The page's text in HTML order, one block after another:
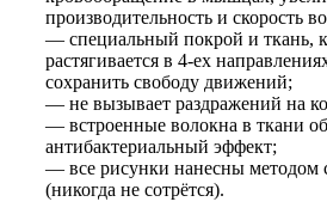
производительность и скорость
— специальный покрой и ткань,
растягивается в 4-ех
сохранить свободу движений;
— не вызывает раздражений на
— встроенные волокна в ткани
антибактериальный эффект;
— все рисунки нанесны методом
(никогда не сотрётся).